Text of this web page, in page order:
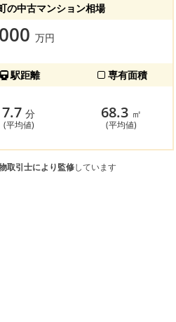
の中古マンション相場
万円
駅距離 専有面積
7.7分
(平均値)
68.3 ㎡
(平均値)
取引士により監修しています